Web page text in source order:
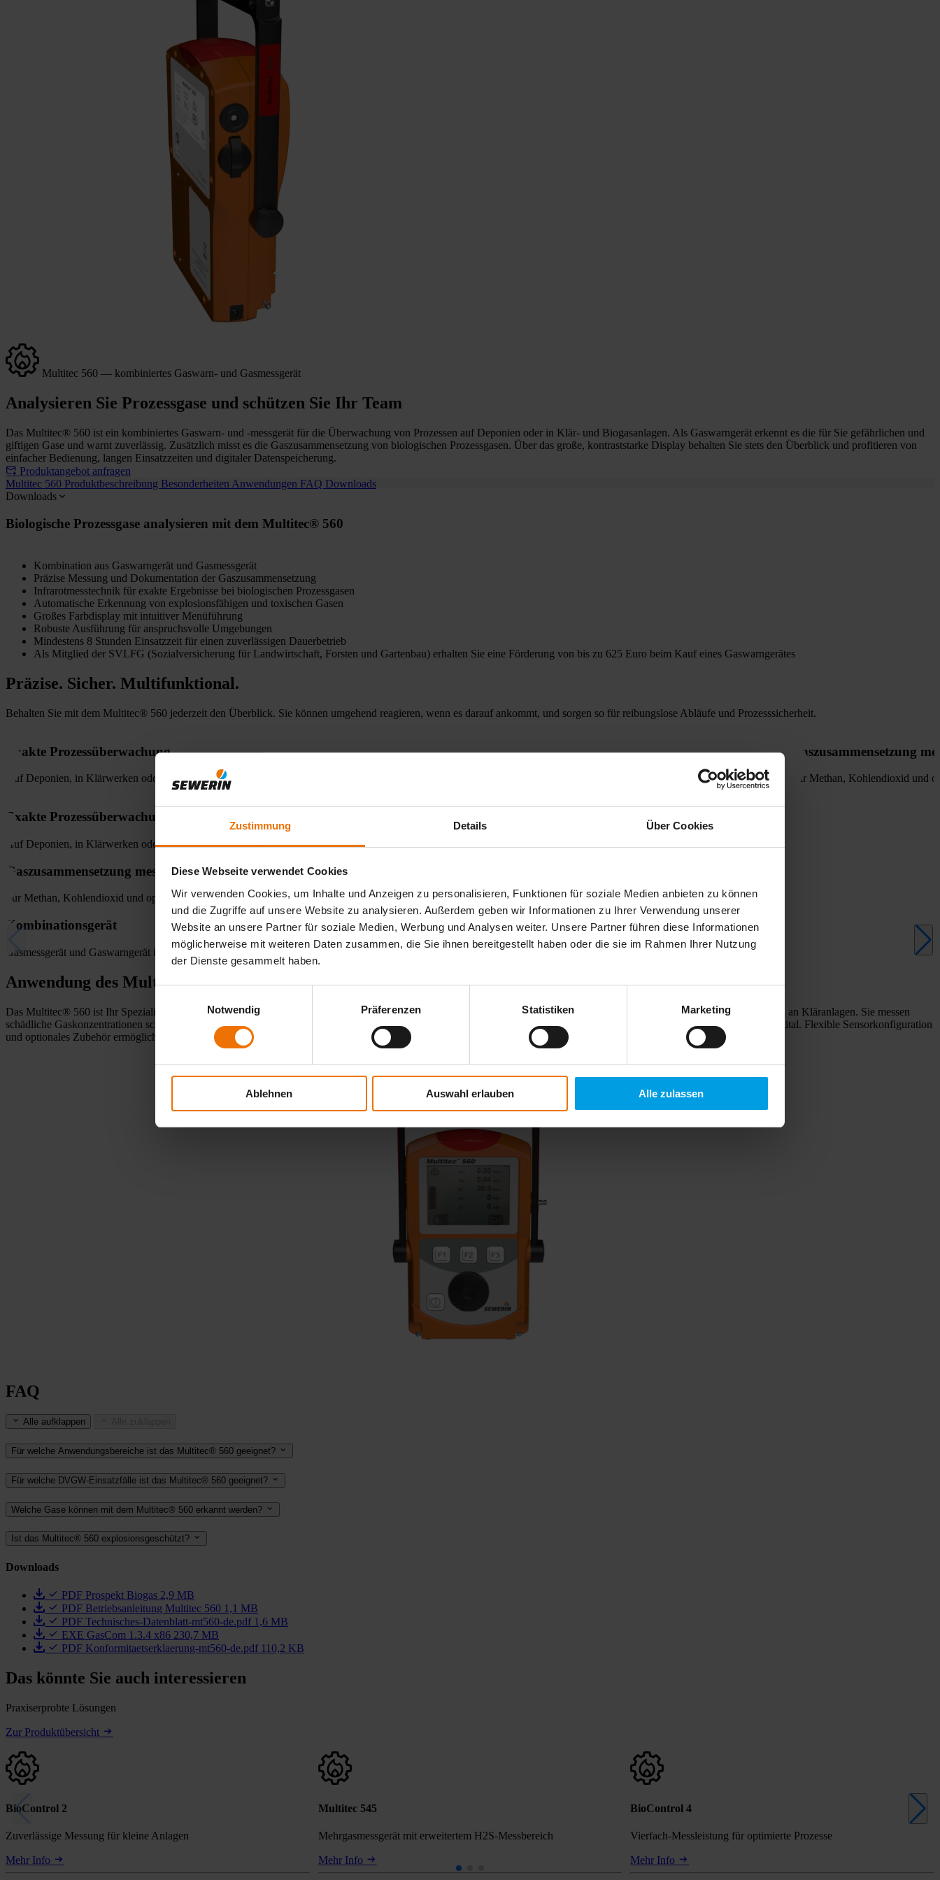
Zustimmung Details Über Cookies
Diese Webseite verwendet Cookies
Wir verwenden Cookies, um Inhalte und Anzeigen zu personalisieren, Funktionen für soziale Medien anbieten zu können
und die Zugriffe auf unsere Website zu analysieren. Außerdem geben wir Informationen zu Ihrer Verwendung unserer
Website an unsere Partner für soziale Medien, Werbung und Analysen weiter. Unsere Partner führen diese Informationen
möglicherweise mit weiteren Daten zusammen, die Sie ihnen bereitgestellt haben oder die sie im Rahmen Ihrer Nutzung
der Dienste gesammelt haben.
Notwendig
Präferenzen Statistiken Marketing
Ablehnen Auswahl erlauben Alle zulassen
Multitec 560 — kombiniertes Gaswarn- und Gasmessgerät
Analysieren Sie Prozessgase und schützen Sie Ihr Team
Das Multitec® 560 ist ein kombiniertes Gaswarn- und -messgerät für die Überwachung von Prozessen auf Deponien oder in Klär- und Biogasanlagen. Als Gaswarngerät erkennt es die für Sie gefährlichen und
giftigen Gase und warnt zuverlässig. Zusätzlich misst es die Gaszusammensetzung von biologischen Prozessgasen. Über das große, kontraststarke Display behalten Sie stets den Überblick und profitieren von
einfacher Bedienung, langen Einsatzzeiten und digitaler Datenspeicherung.
Produktangebot anfragen
Multitec 560 Produktbeschreibung Besonderheiten Anwendungen FAQ Downloads
Downloads
Biologische Prozessgase analysieren mit dem Multitec® 560
Kombination aus Gaswarngerät und Gasmessgerät
Präzise Messung und Dokumentation der Gaszusammensetzung
Infrarotmesstechnik für exakte Ergebnisse bei biologischen Prozessgasen
Automatische Erkennung von explosionsfähigen und toxischen Gasen
Großes Farbdisplay mit intuitiver Menüführung
Robuste Ausführung für anspruchsvolle Umgebungen
Mindestens 8 Stunden Einsatzzeit für einen zuverlässigen Dauerbetrieb
Als Mitglied der SVLFG (Sozialversicherung für Landwirtschaft, Forsten und Gartenbau) erhalten Sie eine Förderung von bis zu 625 Euro beim Kauf eines Gaswarngerätes
Präzise. Sicher. Multifunktional.
Behalten Sie mit dem Multitec® 560 jederzeit den Überblick. Sie können umgehend reagieren, wenn es darauf ankommt, und sorgen so für reibungslose Abläufe und Prozesssicherheit.
Exakte Prozessüberwachung
Auf Deponien, in Klärwerken oder Biogasanlagen
Gaszusammensetzung
Für Methan, Kohlendioxid und
Exakte Prozessüberwachung
Auf Deponien, in Klärwerken oder Biogasanlagen
Gaszusammensetzung messen
Für Methan, Kohlendioxid und optional weitere Gase
Kombinationsgerät
Gasmessgerät und Gaswarngerät in einem – für maximale Sicherheit
Anwendung des Multitec® 560 – optimale Lösung für Biogasanlagen, Klärwerke und Deponien
Das Multitec® 560 ist Ihr Spezialist für die Prozessüberwachung und die persönliche Sicherheit bei jedem Arbeitseinsatz mit biologischen Gasen insbesondere auf Deponien und an Kläranlagen. Sie messen
schädliche Gaskonzentrationen schon vor Betreten von Schächten, überprüfen die Zusammensetzung von Biogas zur Prozessoptimierung und dokumentieren alle Ergebnisse digital. Flexible Sensorkonfiguration
und optionales Zubehör ermöglichen individuelle Anpassung an Ihre Anforderungen – für reibungslose Abläufe und verlässliche Sicherheit durch die Funktion als Warngerät.
FAQ
Alle aufklappen
Für welche Anwendungsbereiche ist das Multitec® 560 geeignet?
Für welche DVGW-Einsatzfälle ist das Multitec® 560 geeignet?
Welche Gase können mit dem Multitec® 560 erkannt werden?
Ist das Multitec® 560 explosionsgeschützt?
Downloads
PDF Prospekt Biogas 2,9 MB
PDF Betriebsanleitung Multitec 560 1,1 MB
PDF Technisches-Datenblatt-mt560-de.pdf 1,6 MB
EXE GasCom 1.3.4 x86 230,7 MB
PDF Konformitaetserklaerung-mt560-de.pdf 110,2 KB
Das könnte Sie auch interessieren
Praxiserprobte Lösungen
Zur Produktübersicht
BioControl 2
Zuverlässige Messung für kleine Anlagen
Mehr Info
Multitec 545
Mehrgasmessgerät mit erweitertem H2S-Messbereich
Mehr Info
BioControl 4
Vierfach-Messleistung für optimierte Prozesse
Mehr Info